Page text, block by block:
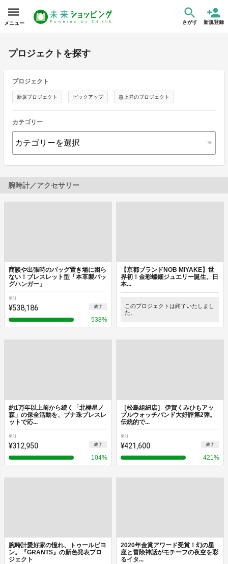
メニュー さがす 新規登録
プロジェクトを探す
プロジェクト
新規プロジェクト ピックアップ 急上昇のプロジェクト
カテゴリー
腕時計／アクセサリー
商談や出張時のバッグ置き場に困ら
ない！ブレスレット型「本革製バッ
グハンガー」
累計
¥538,186 終了
538%
【京都ブランドNOB MIYAKE】世
界初！金彩螺鈿ジュエリー誕生。日
本...
このプロジェクトは終了いたしまし
た。
約1万年以上前から続く「北極星ノ
森」の保全活動を、ブナ珠ブレスレ
ットで応...
累計
¥312,950 終了
104%
［松島組紐店］ 伊賀くみひもアッ
プルウォッチバンド大好評第2弾。
伝統的で...
累計
¥421,600 終了
421 %
腕時計愛好家の憧れ、トゥールビヨ
ン。『GRANTS』の新色発表プロ
ジェクト
2020年金賞アワード受賞！幻の星
座と冒険神話がモチーフの夜空を彩
るイタ...